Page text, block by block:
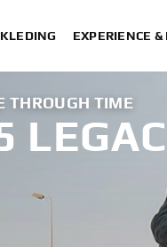
KLEDING EXPERIENCE &
THROUGH TIME